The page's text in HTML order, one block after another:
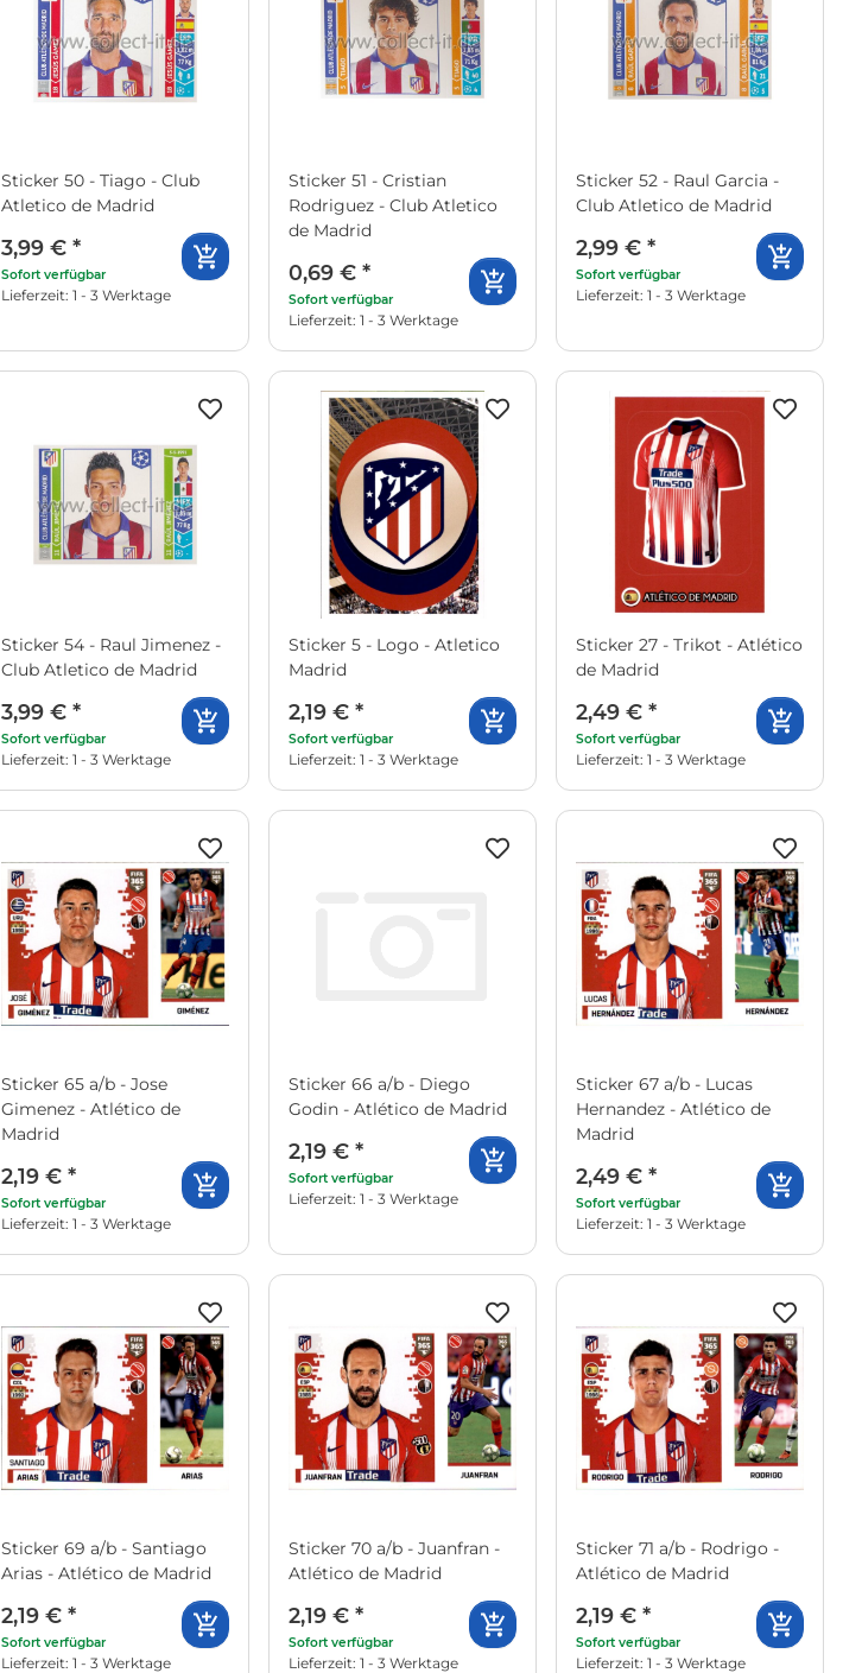
Sticker 50 - Tiago - Club
Atletico de Madrid
3,99 € *
Sofort verfügbar
Lieferzeit: 1 - 3 Werktage
Sticker 51 - Cristian
Rodriguez - Club Atletico
de Madrid
0,69 € *
Sofort verfügbar
Lieferzeit: 1 - 3 Werktage
Sticker 52 - Raul Garcia -
Club Atletico de Madrid
2,99 € *
Sofort verfügbar
Lieferzeit: 1 - 3 Werktage
Sticker 54 - Raul Jimenez -
Club Atletico de Madrid
3,99 € *
Sofort verfügbar
Lieferzeit: 1 - 3 Werktage
Sticker 5 - Logo - Atletico
Madrid
2,19 € *
Sofort verfügbar
Lieferzeit: 1 - 3 Werktage
Sticker 27 - Trikot - Atlético
de Madrid
2,49 € *
Sofort verfügbar
Lieferzeit: 1 - 3 Werktage
Sticker 65 a/b - Jose
Gimenez - Atlético de
Madrid
2,19 € *
Sofort verfügbar
Lieferzeit: 1 - 3 Werktage
Sticker 66 a/b - Diego
Godin - Atlético de Madrid
2,19 € *
Sofort verfügbar
Lieferzeit: 1 - 3 Werktage
Sticker 67 a/b - Lucas
Hernandez - Atlético de
Madrid
2,49 € *
Sofort verfügbar
Lieferzeit: 1 - 3 Werktage
Sticker 69 a/b - Santiago
Arias - Atlético de Madrid
2,19 € *
Sofort verfügbar
Lieferzeit: 1 - 3 Werktage
Sticker 70 a/b - Juanfran -
Atlético de Madrid
2,19 € *
Sofort verfügbar
Lieferzeit: 1 - 3 Werktage
Sticker 71 a/b - Rodrigo -
Atlético de Madrid
2,19 € *
Sofort verfügbar
Lieferzeit: 1 - 3 Werktage